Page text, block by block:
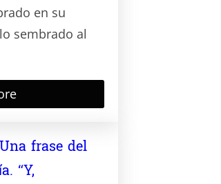
en su
sembrado al
frase del
“Y,